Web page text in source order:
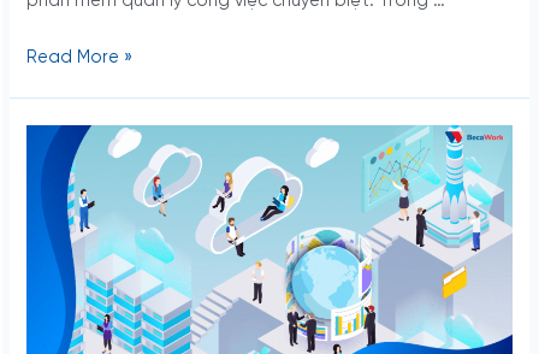
Read More »
Làm
sao
quản
công